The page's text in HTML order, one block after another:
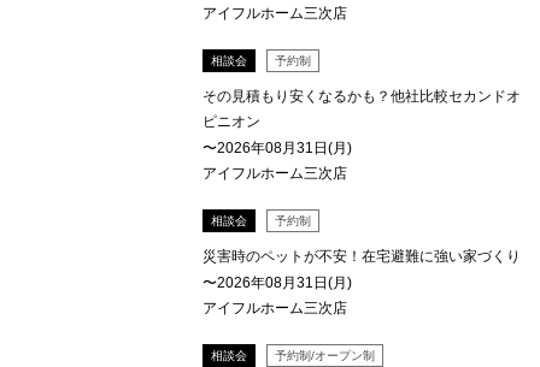
アイフルホーム三次店
相談会 予約制
その見積もり安くなるかも？他社比較セカンドオ
ピニオン
〜2026年08月31日(月)
アイフルホーム三次店
相談会 予約制
災害時のペットが不安！在宅避難に強い家づくり
〜2026年08月31日(月)
アイフルホーム三次店
相談会 予約制/オープン制